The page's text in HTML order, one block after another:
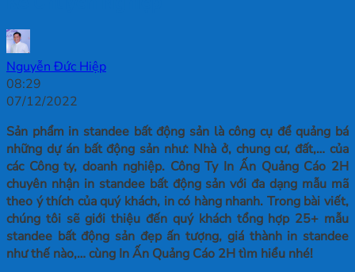
Nguyễn Đức Hiệp
08:29
07/12/2022
Sản phẩm in standee bất động sản là công cụ để quảng bá
những dự án bất động sản như: Nhà ở, chung cư, đất,… của
các Công ty, doanh nghiệp. Công Ty In Ấn Quảng Cáo 2H
chuyên nhận in standee bất động sản với đa dạng mẫu mã
theo ý thích của quý khách, in có hàng nhanh. Trong bài viết,
chúng tôi sẽ giới thiệu đến quý khách tổng hợp 25+ mẫu
standee bất động sản đẹp ấn tượng, giá thành in standee
như thế nào,… cùng In Ấn Quảng Cáo 2H tìm hiểu nhé!